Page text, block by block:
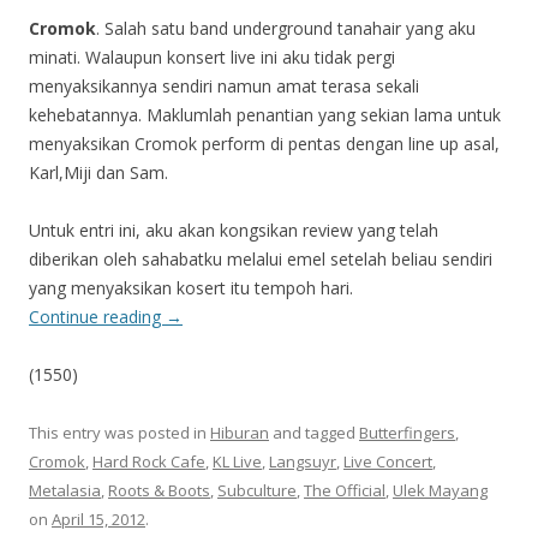
Cromok. Salah satu band underground tanahair yang aku
minati. Walaupun konsert live ini aku tidak pergi
menyaksikannya sendiri namun amat terasa sekali
kehebatannya. Maklumlah penantian yang sekian lama untuk
menyaksikan Cromok perform di pentas dengan line up asal,
Karl,Miji dan Sam.
Untuk entri ini, aku akan kongsikan review yang telah
diberikan oleh sahabatku melalui emel setelah beliau sendiri
yang menyaksikan kosert itu tempoh hari.
Continue reading →
(1550)
This entry was posted in Hiburan and tagged Butterfingers,
Cromok, Hard Rock Cafe, KL Live, Langsuyr, Live Concert,
Metalasia, Roots & Boots, Subculture,The Official, Ulek Mayang
on April 15, 2012.